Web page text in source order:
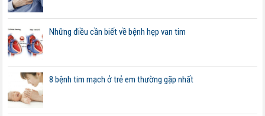
Những điều cần biết về bệnh hẹp van tim
8 bệnh tim mạch ở trẻ em thường gặp nhất